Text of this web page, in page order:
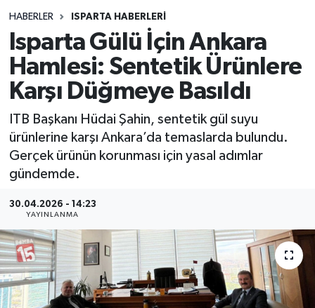
HABERLER ISPARTA HABERLERİ
Isparta Gülü İçin Ankara
Hamlesi: Sentetik Ürünlere
Karşı Düğmeye Basıldı
ITB Başkanı Hüdai Şahin, sentetik gül suyu
ürünlerine karşı Ankara’da temaslarda bulundu.
Gerçek ürünün korunması için yasal adımlar
gündemde.
30.04.2026 - 14:23
YAYINLANMA
Spor
Tebrik
Türkiye